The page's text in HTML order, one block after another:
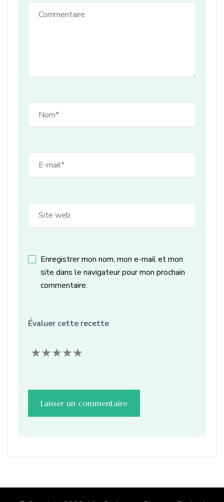
Enregistrer mon nom, mon e-mail et mon
site dans le navigateur pour mon prochain
commentaire.
Évaluer cette recette